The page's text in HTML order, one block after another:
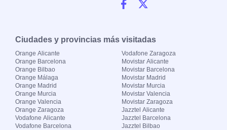
Ciudades y provincias más visitadas
Orange Alicante
Orange Barcelona
Orange Bilbao
Orange Málaga
Orange Madrid
Orange Murcia
Orange Valencia
Orange Zaragoza
Vodafone Alicante
Vodafone Barcelona
Vodafone Zaragoza
Movistar Alicante
Movistar Barcelona
Movistar Madrid
Movistar Murcia
Movistar Valencia
Movistar Zaragoza
Jazztel Alicante
Jazztel Barcelona
Jazztel Bilbao